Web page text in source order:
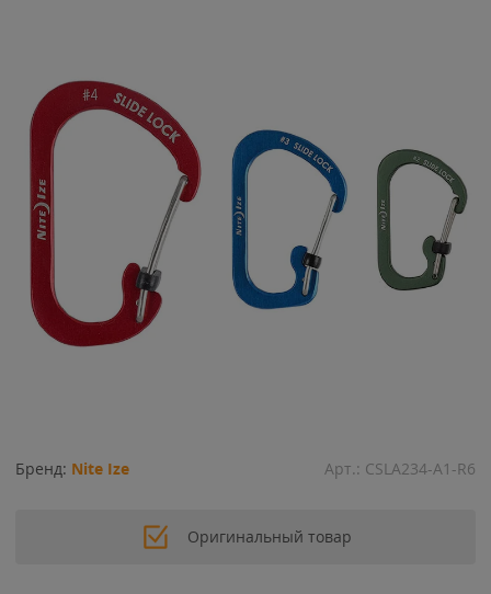
Бренд: Nite Ize Арт.: CSLA234-A1-R6
Оригинальный товар